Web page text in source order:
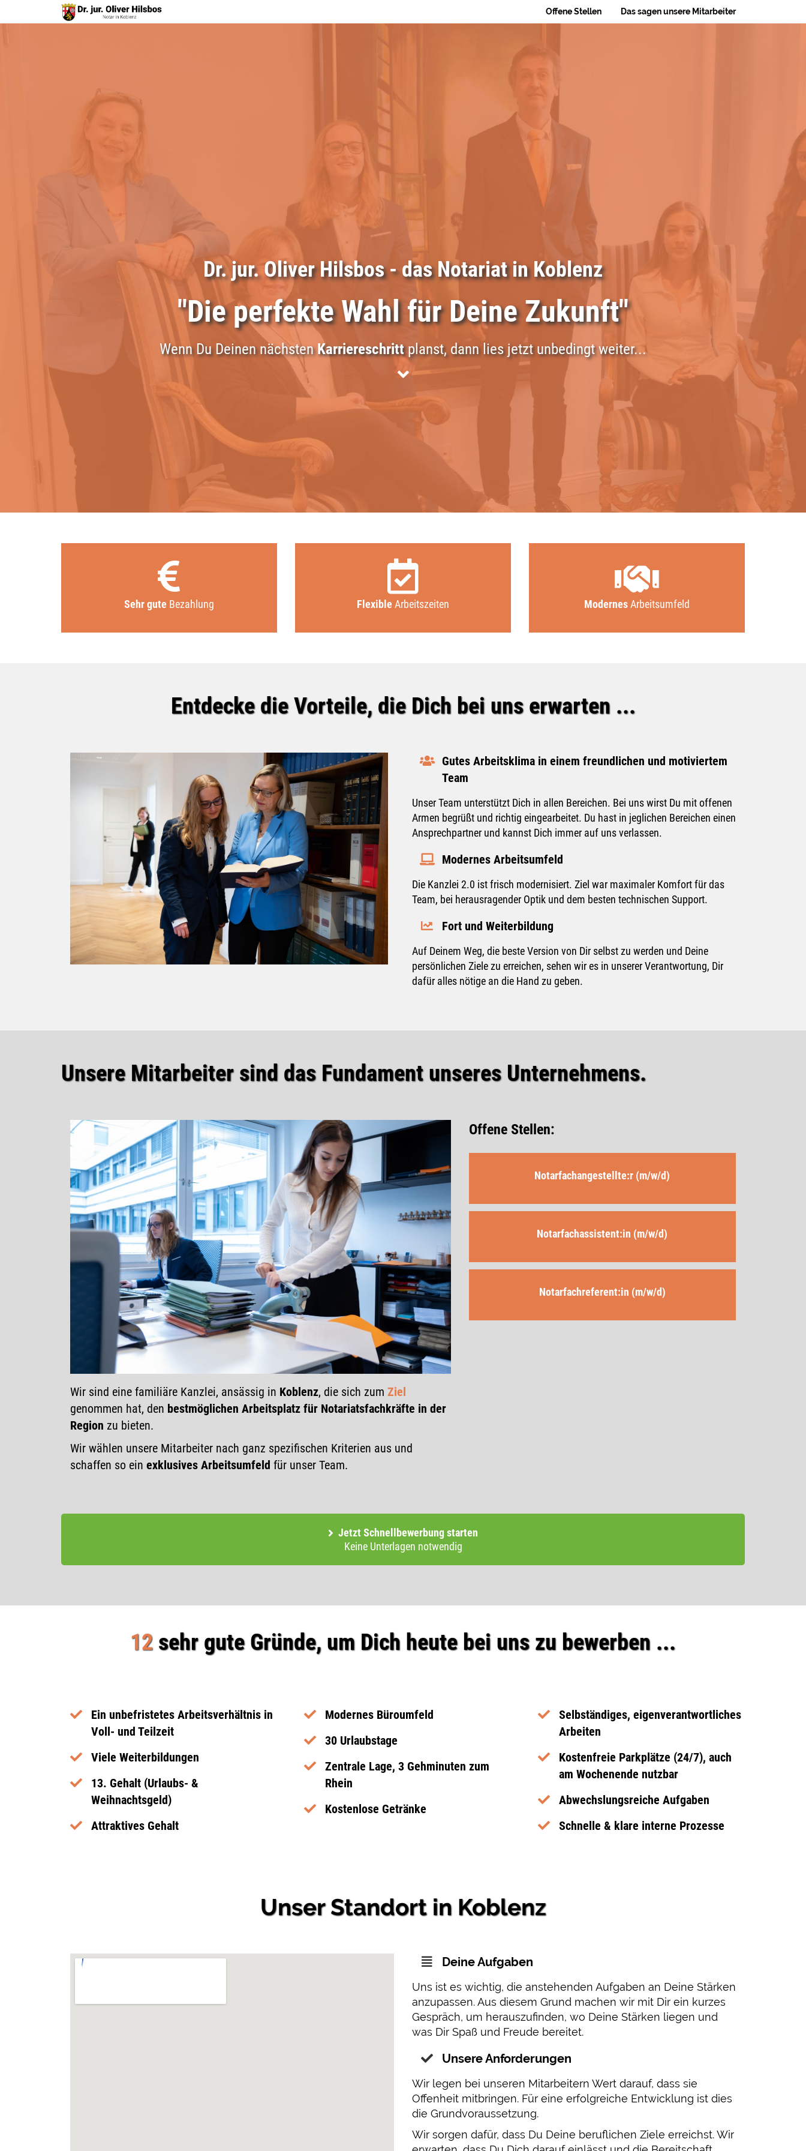
Offene Stellen Das sagen unsere Mitarbeiter
Dr. jur. Oliver Hilsbos - das Notariat in Koblenz
"Die perfekte Wahl für Deine Zukunft"
Wenn Du Deinen nächstenKarriereschrittplanst, dann lies jetzt unbedingt weiter...
Sehr gute Bezahlung Flexible Arbeitszeiten ModernesArbeitsumfeld
Entdecke die Vorteile, die Dich bei uns erwarten ...
Gutes Arbeitsklima in einem freundlichen und motiviertem
Team
Unser Team unterstützt Dich in allen Bereichen. Bei uns wirst Du mit offenen
Armen begrüßt und richtig eingearbeitet. Du hast in jeglichen Bereichen einen
Ansprechpartner und kannst Dich immer auf uns verlassen.
Modernes Arbeitsumfeld
Die Kanzlei 2.0 ist frisch modernisiert. Ziel war maximaler Komfort für das
Team, bei herausragender Optik und dem besten technischen Support.
Fort und Weiterbildung
Auf Deinem Weg, die beste Version von Dir selbst zu werden und Deine
persönlichen Ziele zu erreichen, sehen wir es in unserer Verantwortung, Dir
dafür alles nötige an die Hand zu geben.
Unsere Mitarbeiter sind das Fundament unseres Unternehmens.
Wir sind eine familiäre Kanzlei, ansässig in Koblenz, die sich zum Ziel
genommen hat, den bestmöglichen Arbeitsplatz für Notariatsfachkräfte in der
Region zu bieten.
Wir wählen unsere Mitarbeiter nach ganz spezifischen Kriterien aus und
schaffen so ein exklusives Arbeitsumfeld für unser Team.
Offene Stellen:
Notarfachangestellte:r (m/w/d)
Notarfachassistent:in (m/w/d)
Notarfachreferent:in (m/w/d)
Jetzt Schnellbewerbung starten
Keine Unterlagen notwendig
12 sehr gute Gründe, um Dich heute bei uns zu bewerben ...
Ein unbefristetes Arbeitsverhältnis in
Voll- und Teilzeit
Viele Weiterbildungen
13. Gehalt (Urlaubs- &
Weihnachtsgeld)
Attraktives Gehalt
Modernes Büroumfeld
30 Urlaubstage
Zentrale Lage, 3 Gehminuten zum
Rhein
Kostenlose Getränke
Selbständiges, eigenverantwortliches
Arbeiten
Kostenfreie Parkplätze (24/7), auch
am Wochenende nutzbar
Abwechslungsreiche Aufgaben
Schnelle & klare interne Prozesse
Unser Standort in Koblenz
Deine Aufgaben
Uns ist es wichtig, die anstehenden Aufgaben an Deine Stärken
anzupassen. Aus diesem Grund machen wir mit Dir ein kurzes
Gespräch, um herauszufinden, wo Deine Stärken liegen und
was Dir Spaß und Freude bereitet.
Unsere Anforderungen
Wir legen bei unseren Mitarbeitern Wert darauf, dass sie
Offenheit mitbringen. Für eine erfolgreiche Entwicklung ist dies
die Grundvoraussetzung.
Wir sorgen dafür, dass Du Deine beruflichen Ziele erreichst. Wir